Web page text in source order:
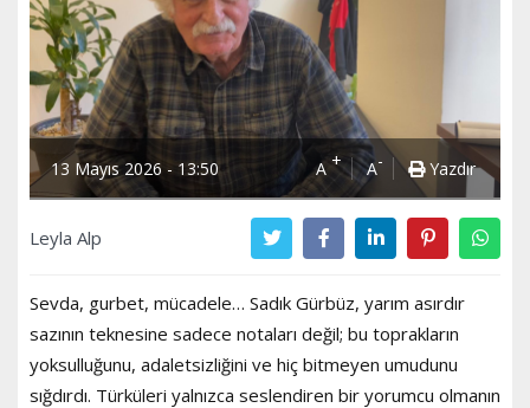
13 Mayıs 2026 - 13:50 A + A- Yazdır
Leyla Alp
Sevda, gurbet, mücadele… Sadık Gürbüz, yarım asırdır
sazının teknesine sadece notaları değil; bu toprakların
yoksulluğunu, adaletsizliğini ve hiç bitmeyen umudunu
sığdırdı. Türküleri yalnızca seslendiren bir yorumcu olmanın